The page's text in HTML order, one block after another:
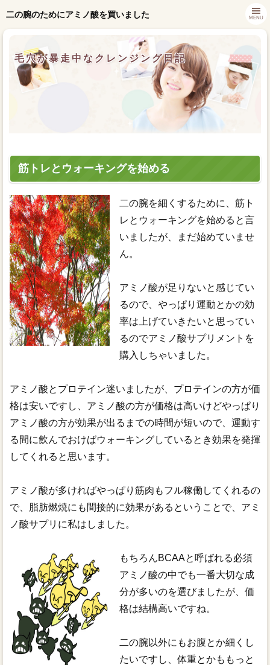
二の腕のためにアミノ酸を買いました
毛穴が暴走中なクレンジング日記
MENU
筋トレとウォーキングを始める
二の腕を細くするために、筋ト
レとウォーキングを始めると言
いましたが、まだ始めていませ
ん。
アミノ酸が足りないと感じてい
るので、やっぱり運動とかの効
率は上げていきたいと思ってい
るのでアミノ酸サプリメントを
購入しちゃいました。
アミノ酸とプロテイン迷いましたが、プロテインの方が価
格は安いですし、アミノ酸の方が価格は高いけどやっぱり
アミノ酸の方が効果が出るまでの時間が短いので、運動す
る間に飲んでおけばウォーキングしているとき効果を発揮
してくれると思います。
アミノ酸が多ければやっぱり筋肉もフル稼働してくれるの
で、脂肪燃焼にも間接的に効果があるということで、アミ
ノ酸サプリに私はしました。
もちろんBCAAと呼ばれる必須
アミノ酸の中でも一番大切な成
分が多いのを選びましたが、価
格は結構高いですね。
二の腕以外にもお腹とか細くし
たいですし、体重とかももっと